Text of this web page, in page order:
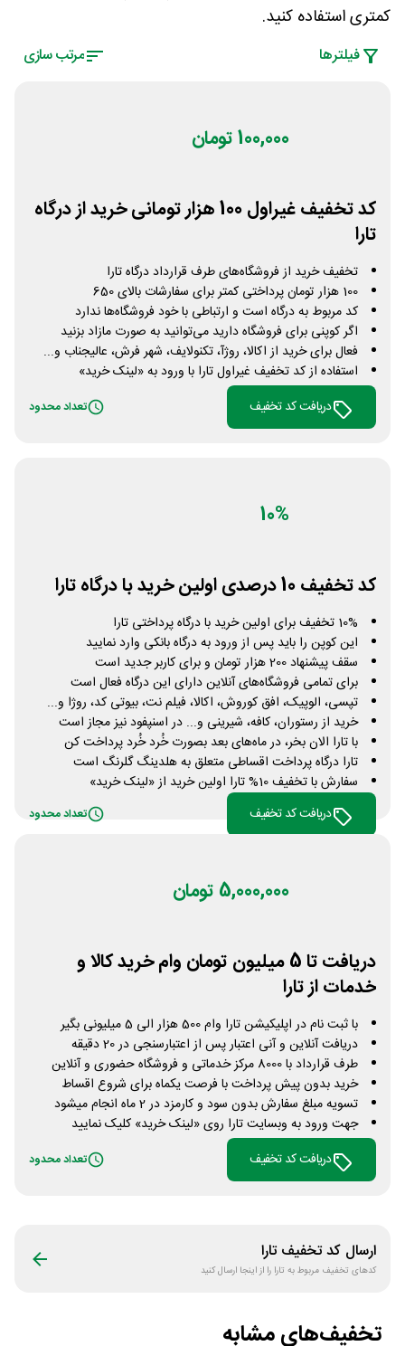
کمتری استفاده کنید.
فیلتر‌ها مرتب سازی
100,000 تومان
کد تخفیف غیراول 100 هزار تومانی خرید از درگاه
تارا
تخفیف خرید از فروشگاه‌های طرف قرارداد درگاه تارا
100 هزار تومان پرداختی کمتر برای سفارشات بالای 650
کد مربوط به درگاه است و ارتباطی با خود فروشگاه‌ها ندارد
اگر کوپنی برای فروشگاه دارید می‌توانید به صورت مازاد بزنید
فعال برای خرید از اکالا، روژآ، تکنولایف، شهر فرش، عالیجناب و...
استفاده از کد تخفیف غیراول تارا با ورود به «لینک خرید»
دریافت کد تخفیف
تعداد محدود
10%
کد تخفیف 10 درصدی اولین خرید با درگاه تارا
10% تخفیف برای اولین خرید با درگاه پرداختی تارا
این کوپن را باید پس از ورود به درگاه بانکی وارد نمایید
سقف پیشنهاد 200 هزار تومان و برای کاربر جدید است
برای تمامی فروشگاه‌های آنلاین دارای این درگاه فعال است
تپسی، الوپیک، افق کوروش، اکالا، فیلم نت، بیوتی کد، روژا و...
خرید از رستوران، کافه، شیرینی و... در اسنپفود نیز مجاز است
با تارا الان بخر، در ماه‌های بعد بصورت خُرد خُرد پرداخت کن
تارا درگاه پرداخت اقساطی متعلق به هلدینگ گلرنگ است
سفارش با تخفیف 10% تارا اولین خرید از «لینک خرید»
دریافت کد تخفیف
تعداد محدود
5,000,000 تومان
دریافت تا 5 میلیون تومان وام خرید کالا و
خدمات از تارا
با ثبت نام در اپلیکیشن تارا وام 500 هزار الی 5 میلیونی بگیر
دریافت آنلاین و آنی اعتبار پس از اعتبارسنجی در 20 دقیقه
طرف قرارداد با 8000 مرکز خدماتی و فروشگاه حضوری و آنلاین
خرید بدون پیش پرداخت با فرصت یکماه برای شروع اقساط
تسویه مبلغ سفارش بدون سود و کارمزد در 2 ماه انجام میشود
جهت ورود به وبسایت تارا روی «لینک خرید» کلیک نمایید
دریافت کد تخفیف
تعداد محدود
ارسال کد تخفیفتارا
کدهای تخفیف مربوط به تارا را از اینجا ارسال کنید
تخفیف‌های مشابه